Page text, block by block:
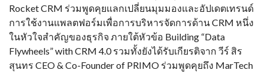
Rocket CRM ร่วมพูดคุยแลกเปลี่ยนมุมมองและอัปเดตเทรนด์
การใช้งานแพลตฟอร์มเพื่อการบริหารจัดการด้าน CRM หนึ่ง
ในหัวใจสำคัญของธุรกิจ ภายใต้หัวข้อ Building “Data
Flywheels” with CRM 4.0 รวมทั้งยังได้รับเกียรติจาก วีร์ สิร
สุนทร CEO & Co-Founder of PRIMO ร่วมพูดคุยถึง MarTech